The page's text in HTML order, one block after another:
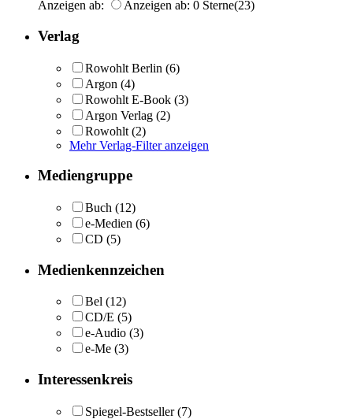
Anzeigen ab: Anzeigen ab: 0 Sterne(23)
Verlag
Rowohlt Berlin (6)
Argon (4)
Rowohlt E-Book (3)
Argon Verlag (2)
Rowohlt (2)
Mehr Verlag-Filter anzeigen
Mediengruppe
Buch (12)
e-Medien (6)
CD (5)
Medienkennzeichen
Bel (12)
CD/E (5)
e-Audio (3)
e-Me (3)
Interessenkreis
Spiegel-Bestseller (7)